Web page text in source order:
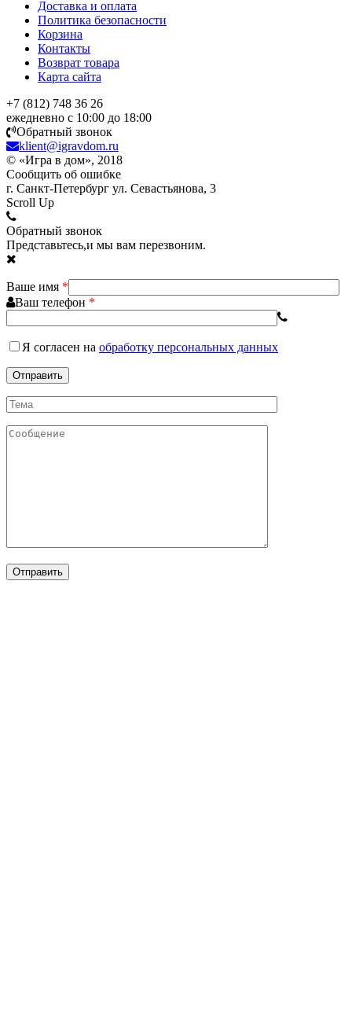
Доставка и оплата
Политика безопасности
Корзина
Контакты
Возврат товара
Карта сайта
+7 (812) 748 36 26
ежедневно с 10:00 до 18:00
Обратный звонок
klient@igravdom.ru
© «Игра в дом», 2018
Сообщить об ошибке
г. Санкт-Петербург ул. Севастьянова, 3
Scroll Up
Обратный звонок
Представьтесь,и мы вам перезвоним.
Ваше имя *
Ваш телефон *
Я согласен на обработку персональных данных